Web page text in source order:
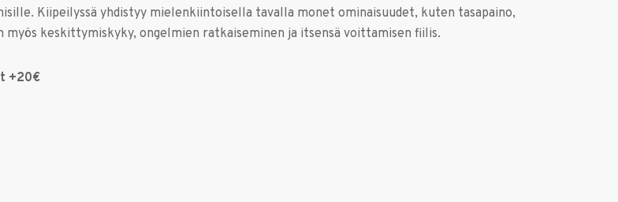
Kiipeilyssä yhdistyy mielenkiintoisella tavalla monet ominaisuudet, kuten tasapaino,
keskittymiskyky, ongelmien ratkaiseminen ja itsensä voittamisen fiilis.
+20€